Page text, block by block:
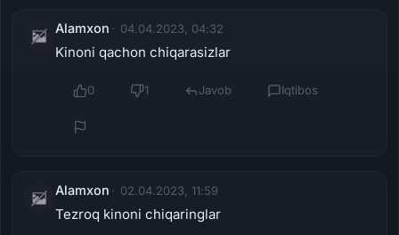
Alamxon 04.04.2023, 04:32
Kinoni qachon chiqarasizlar
0 1 Javob Iqtibos
Alamxon 02.04.2023, 11:59
Tezroq kinoni chiqaringlar